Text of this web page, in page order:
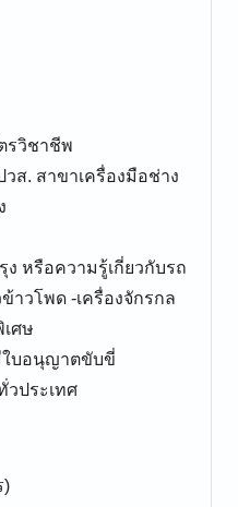
รวิชาชีพ
ส. สาขาเครื่องมือช่าง
หรือความรู้เกี่ยวกับรถ
าวโพด -เครื่องจักรกล
ศษ
ใบอนุญาตขับขี่
วประเทศ
)